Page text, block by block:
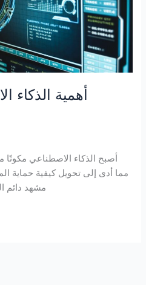
أهمية الذكاء
أصبح الذكاء الاصطناعي مكونًا
مما أدى إلى تحويل كيفية حماية
مشهد دائم